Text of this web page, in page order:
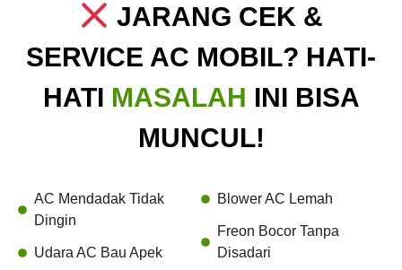
JARANG CEK &
SERVICE AC MOBIL? HATI-
HATI MASALAH INI BISA
MUNCUL!
AC Mendadak Tidak
Dingin
Udara AC Bau Apek
Blower AC Lemah
Freon Bocor Tanpa
Disadari